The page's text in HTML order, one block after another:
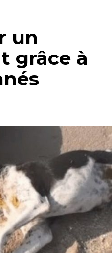
un
grâce à